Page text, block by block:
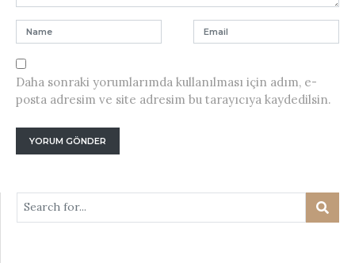
Daha sonraki yorumlarımda kullanılması için adım, e-
posta adresim ve site adresim bu tarayıcıya kaydedilsin.